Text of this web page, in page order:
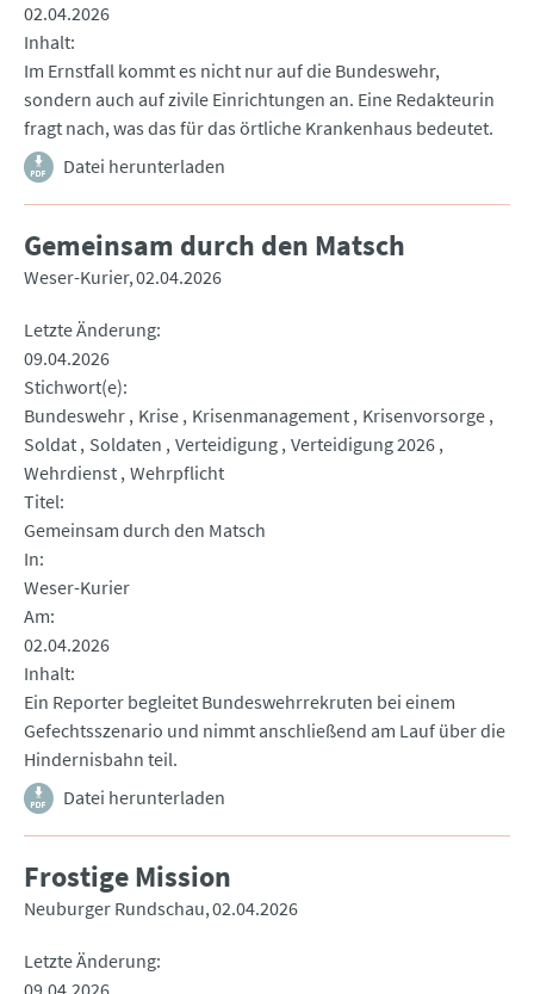
02.04.2026
Inhalt
Im Ernstfall kommt es nicht nur auf die Bundeswehr,
sondern auch auf zivile Einrichtungen an. Eine Redakteurin
fragt nach, was das für das örtliche Krankenhaus bedeutet.
Datei herunterladen
Gemeinsam durch den Matsch
Weser-Kurier 02.04.2026
Letzte Änderung
09.04.2026
Stichwort(e)
Bundeswehr Krise Krisenmanagement Krisenvorsorge
Soldat Soldaten Verteidigung Verteidigung 2026
Wehrdienst Wehrpflicht
Titel
Gemeinsam durch den Matsch
In
Weser-Kurier
Am
02.04.2026
Inhalt
Ein Reporter begleitet Bundeswehrrekruten bei einem
Gefechtsszenario und nimmt anschließend am Lauf über die
Hindernisbahn teil.
Datei herunterladen
Frostige Mission
Neuburger Rundschau 02.04.2026
Letzte Änderung